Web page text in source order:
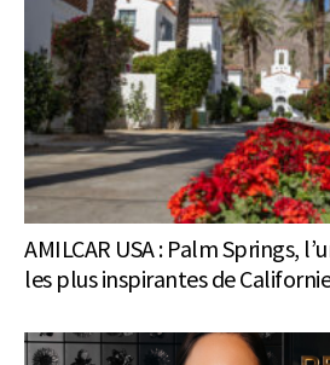
AMILCAR USA : Palm Springs,
les plus inspirantes de Californie